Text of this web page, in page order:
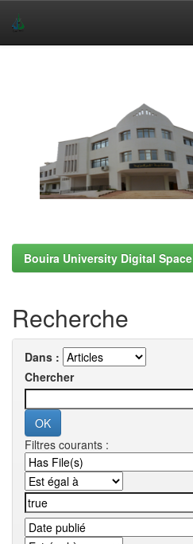
Bouira University Digital Space
Recherche
Dans :
Chercher
Filtres courants :